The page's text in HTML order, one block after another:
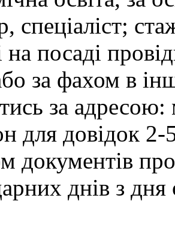
спеціаліст;
на посаді
за фахом в
за
для довідок 2-
документів
днів з